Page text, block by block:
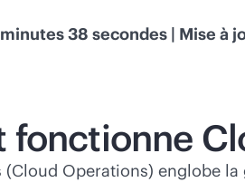
38 secondes | Mise à
fonctionne
(Cloud Operations) englobe la